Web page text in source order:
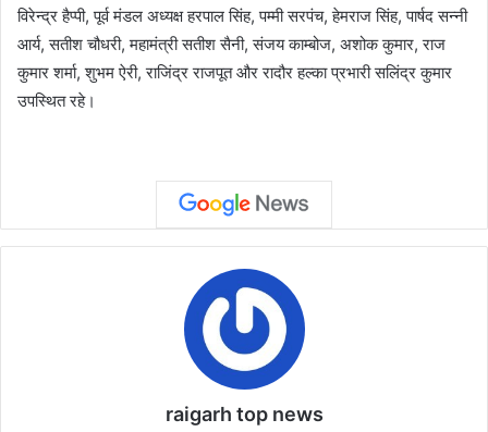
विरेन्द्र हैप्पी, पूर्व मंडल अध्यक्ष हरपाल सिंह, पम्मी सरपंच, हेमराज सिंह, पार्षद सन्नी
आर्य, सतीश चौधरी, महामंत्री सतीश सैनी, संजय काम्बोज, अशोक कुमार, राज
कुमार शर्मा, शुभम ऐरी, राजिंद्र राजपूत और रादौर हल्का प्रभारी सलिंद्र कुमार
उपस्थित रहे।
raigarh top news